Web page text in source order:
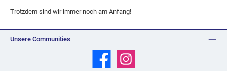
Trotzdem sind wir immer noch am Anfang!
Unsere Communities
Facebook Instagram